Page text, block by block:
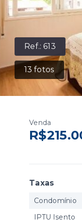
Ref.:613
13 fotos
Venda
Taxas
Condomínio
IPTU Isento